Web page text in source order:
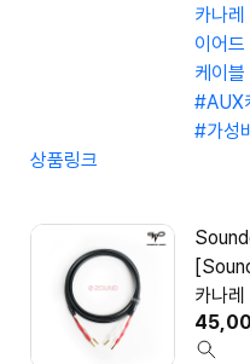
카나레
이어드
케이블
#AUX
#가성
상품링크
카나